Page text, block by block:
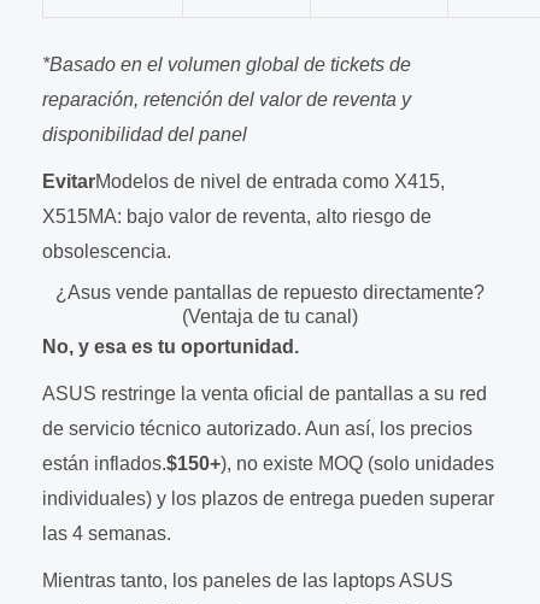
*Basado en el volumen global de tickets de
reparación, retención del valor de reventa y
disponibilidad del panel
EvitarModelos de nivel de entrada como X415,
X515MA: bajo valor de reventa, alto riesgo de
obsolescencia.
¿Asus vende pantallas de repuesto directamente?
(Ventaja de tu canal)
No, y esa es tu oportunidad.
ASUS restringe la venta oficial de pantallas a su red
de servicio técnico autorizado. Aun así, los precios
están inflados.$150+), no existe MOQ (solo unidades
individuales) y los plazos de entrega pueden superar
las 4 semanas.
Mientras tanto, los paneles de las laptops ASUS